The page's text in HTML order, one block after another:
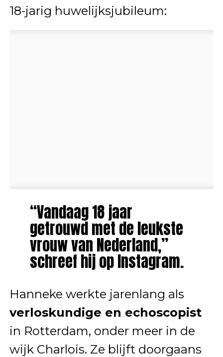
18-jarig huwelijksjubileum:
“Vandaag 18 jaar
getrouwd met de leukste
vrouw van Nederland,”
schreef hij op Instagram.
Hanneke werkte jarenlang als
verloskundige en echoscopist
in Rotterdam, onder meer in de
wijk Charlois. Ze blijft doorgaans